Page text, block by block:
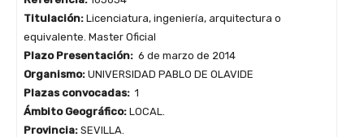
Titulación: Licenciatura, ingeniería, arquitectura o
equivalente. Master Oficial
Plazo Presentación: 6 de marzo de 2014
Organismo: UNIVERSIDAD PABLO DE OLAVIDE
Plazas convocadas: 1
Ámbito Geográfico: LOCAL.
Provincia: SEVILLA.